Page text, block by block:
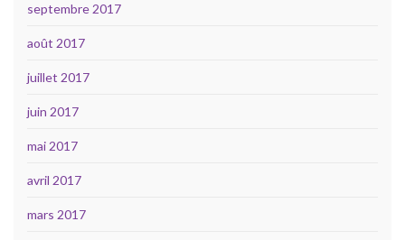
septembre 2017
août 2017
juillet 2017
juin 2017
mai 2017
avril 2017
mars 2017